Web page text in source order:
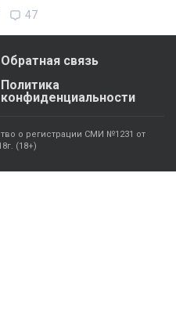
47
Обратная связь
Политика
конфиденциальности
о регистрации СМИ №1231 от
(18+)